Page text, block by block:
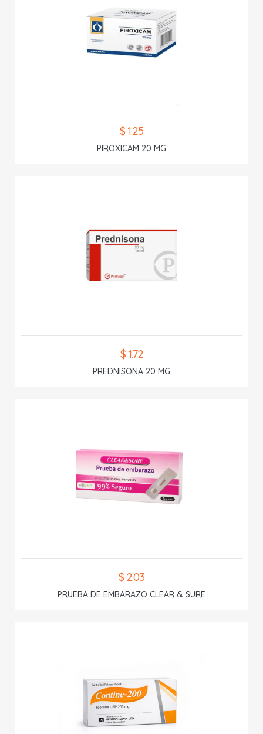
$ 1.25
PIROXICAM 20 MG
$ 1.72
PREDNISONA 20 MG
$ 2.03
PRUEBA DE EMBARAZO CLEAR & SURE